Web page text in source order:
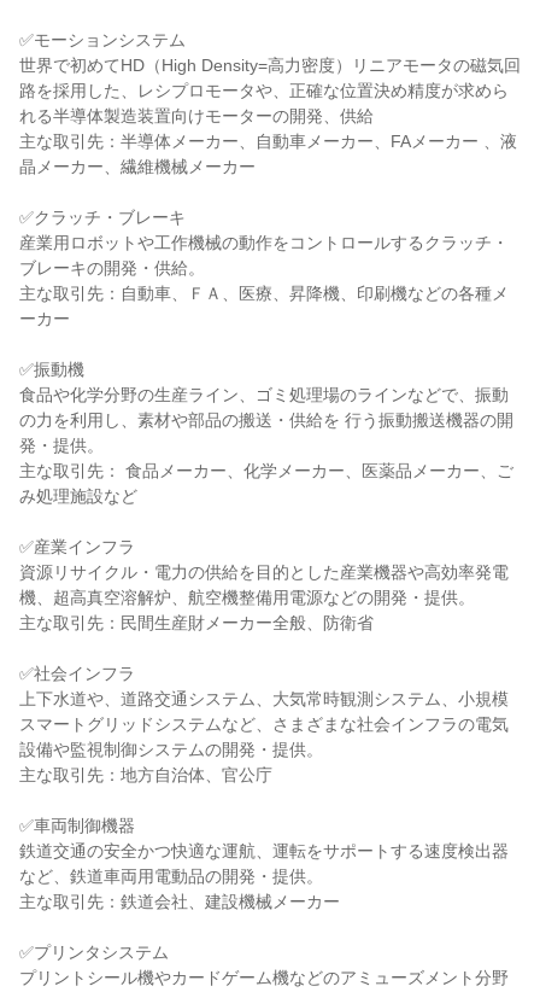
✅モーションシステム
世界で初めてHD（High Density=高力密度）リニアモータの磁気回
路を採用した、レシプロモータや、正確な位置決め精度が求めら
れる半導体製造装置向けモーターの開発、供給
主な取引先：半導体メーカー、自動車メーカー、FAメーカー 、液
晶メーカー、繊維機械メーカー
✅クラッチ・ブレーキ
産業用ロボットや工作機械の動作をコントロールするクラッチ・
ブレーキの開発・供給。
主な取引先：自動車、ＦＡ、医療、昇降機、印刷機などの各種メ
ーカー
✅振動機
食品や化学分野の生産ライン、ゴミ処理場のラインなどで、振動
の力を利用し、素材や部品の搬送・供給を 行う振動搬送機器の開
発・提供。
主な取引先： 食品メーカー、化学メーカー、医薬品メーカー、ご
み処理施設など
✅産業インフラ
資源リサイクル・電力の供給を目的とした産業機器や高効率発電
機、超高真空溶解炉、航空機整備用電源などの開発・提供。
主な取引先：民間生産財メーカー全般、防衛省
✅社会インフラ
上下水道や、道路交通システム、大気常時観測システム、小規模
スマートグリッドシステムなど、さまざまな社会インフラの電気
設備や監視制御システムの開発・提供。
主な取引先：地方自治体、官公庁
✅車両制御機器
鉄道交通の安全かつ快適な運航、運転をサポートする速度検出器
など、鉄道車両用電動品の開発・提供。
主な取引先：鉄道会社、建設機械メーカー
✅プリンタシステム
プリントシール機やカードゲーム機などのアミューズメント分野